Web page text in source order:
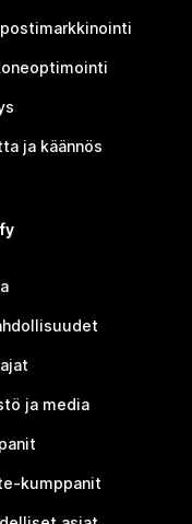
ja käännös
ja media
kumppanit